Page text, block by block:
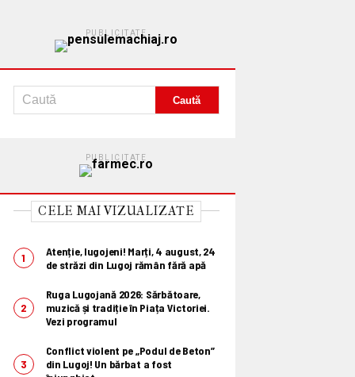
PUBLICITATE
PUBLICITATE
CELE MAI VIZUALIZATE
Atenție, lugojeni! Marți, 4 august, 24
de străzi din Lugoj rămân fără apă
Ruga Lugojană 2026: Sărbătoare,
muzică și tradiție în Piața Victoriei.
Vezi programul
Conflict violent pe „Podul de Beton”
din Lugoj! Un bărbat a fost